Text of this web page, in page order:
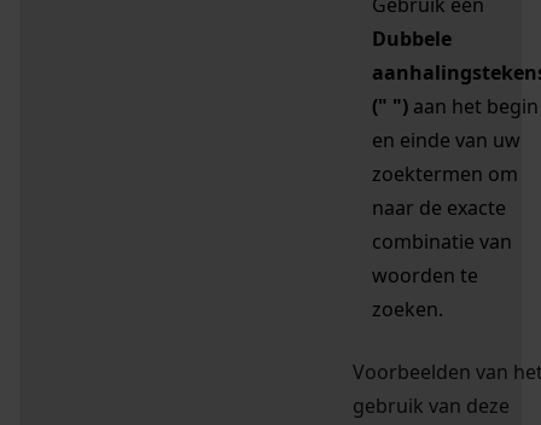
Dubbele
(" ") aan het begin
en einde van uw
zoektermen om
naar de exacte
combinatie van
woorden te
zoeken.
Voorbeelden van
gebruik van deze